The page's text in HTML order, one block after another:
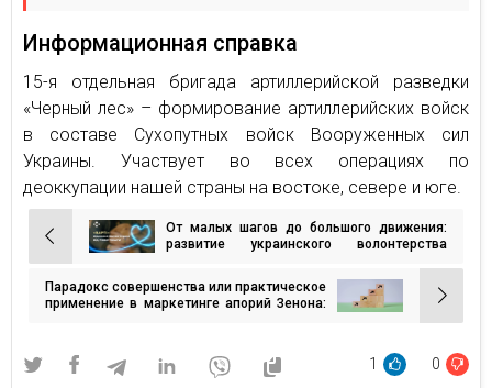
Информационная справка
15-я отдельная бригада артиллерийской разведки
«Черный лес» – формирование артиллерийских войск
в составе Сухопутных войск Вооруженных сил
Украины. Участвует во всех операциях по
деоккупации нашей страны на востоке, севере и юге.
Навигация
по
записям
От малых шагов до большого движения:
развитие украинского волонтерства
Парадокс совершенства или практическое
применение в маркетинге апорий Зенона:
1 0